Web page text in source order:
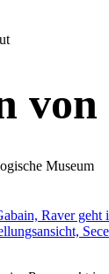
von
Museum